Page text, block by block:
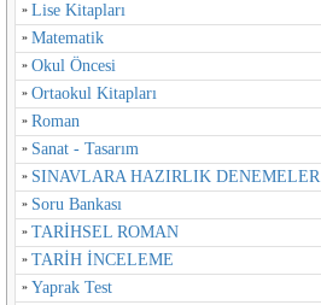
Lise Kitapları
Matematik
Okul Öncesi
Ortaokul Kitapları
Roman
Sanat - Tasarım
SINAVLARA HAZIRLIK DENEMELER
Soru Bankası
TARİHSEL ROMAN
TARİH İNCELEME
Yaprak Test